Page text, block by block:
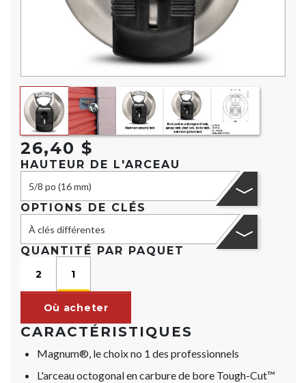
26,40 $
HAUTEUR DE L'ARCEAU
5/8 po (16 mm)
OPTIONS DE CLÉS
À clés différentes
QUANTITÉ PAR PAQUET
2 1
Où acheter
CARACTÉRISTIQUES
Magnum®, le choix no 1 des professionnels
L'arceau octogonal en carbure de bore Tough-Cut™